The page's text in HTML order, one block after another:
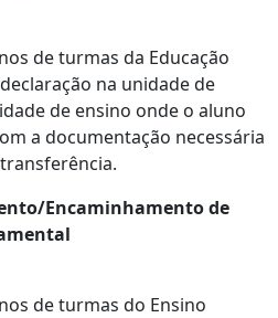
de turmas da Educação
na unidade de
de ensino onde o aluno
a documentação necessária
Encaminhamento de
de turmas do Ensino